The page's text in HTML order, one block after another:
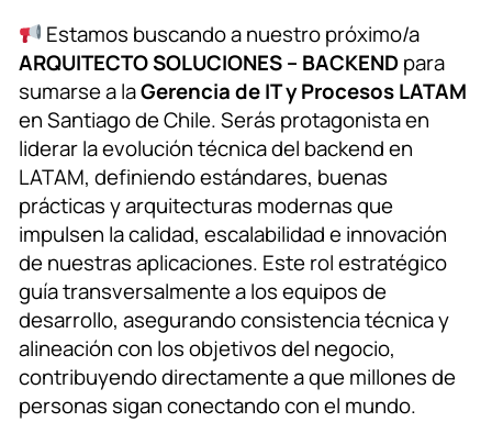
Estamos buscando a nuestro próximo/a
ARQUITECTO SOLUCIONES – BACKENDpara
sumarse a laGerencia de IT y Procesos LATAM
en Santiago de Chile. Serás protagonista en
liderar la evolución técnica del backend en
LATAM, definiendo estándares, buenas
prácticas y arquitecturas modernas que
impulsen la calidad, escalabilidad e innovación
de nuestras aplicaciones. Este rol estratégico
guía transversalmente a los equipos de
desarrollo, asegurando consistencia técnica y
alineación con los objetivos del negocio,
contribuyendo directamente a que millones de
personas sigan conectando con el mundo.